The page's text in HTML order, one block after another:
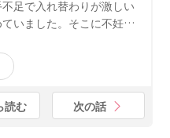
足で入れ替わりが激しい
ていました。そこに不妊…
読む 次の話